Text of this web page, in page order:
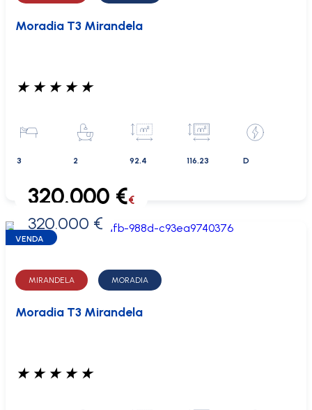
Moradia T3 Mirandela
★ ★ ★ ★ ★
3 2 92.4 116.23 D
0 €
320.000 €€
320.000 €
VENDA
MIRANDELA MORADIA
Moradia T3 Mirandela
★ ★ ★ ★ ★